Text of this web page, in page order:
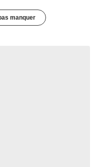
manquer